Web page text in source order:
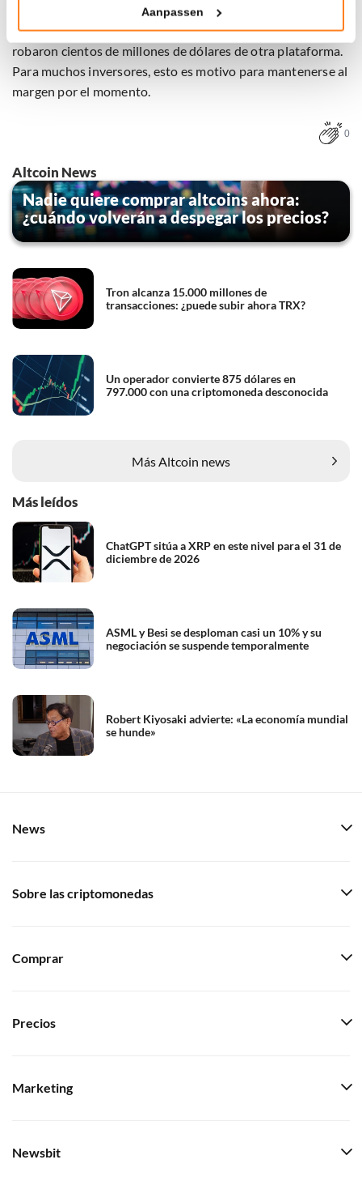
Klik hieronder om ons toestemming te geven om deze
maak gedetailleerde keuzes, waaronder het maken van
bezwaar tegen bedrijven die persoonsgegevens verwerken
op basis van gerechtvaardigd belang. U kunt uw privacy-
tekst 'cookies' te klikken onderaan de pagina. Voor meer
Aanpassen
El hackeo ocurre poco después de otro ataque en el que se
robaron cientos de millones de dólares de otra plataforma.
Para muchos inversores, esto es motivo para mantenerse al
margen por el momento.
0
Altcoin News
Nadie quiere comprar altcoins ahora:
¿cuándo volverán a despegar los precios?
Tron alcanza 15.000 millones de
transacciones: ¿puede subir ahora TRX?
Un operador convierte 875 dólares en
797.000 con una criptomoneda desconocida
Más Altcoin news
Más leídos
ChatGPT sitúa a XRP en este nivel para el 31 de
diciembre de 2026
ASML y Besi se desploman casi un 10% y su
negociación se suspende temporalmente
Robert Kiyosaki advierte: «La economía mundial
se hunde»
News
Sobre las criptomonedas
Comprar
Precios
Marketing
Newsbit